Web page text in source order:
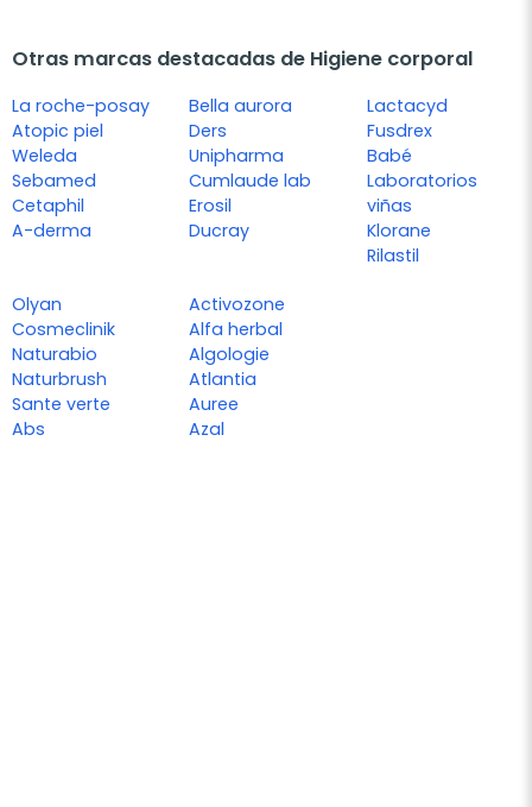
Otras marcas destacadas de Higiene corporal
La roche-posay
Atopic piel
Weleda
Sebamed
Cetaphil
A-derma
Bella aurora
Ders
Unipharma
Cumlaude lab
Erosil
Ducray
Lactacyd
Fusdrex
Babé
Laboratorios
viñas
Klorane
Rilastil
Olyan
Cosmeclinik
Naturabio
Naturbrush
Sante verte
Abs
Activozone
Alfa herbal
Algologie
Atlantia
Auree
Azal